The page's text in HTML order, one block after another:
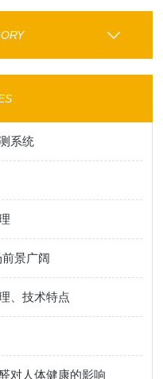
系统
景广阔
、技术特点
对人体健康的影响